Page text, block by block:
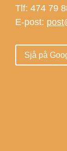
Tlf: 474 79
E-post:
Sjå på